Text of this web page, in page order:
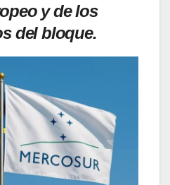
y de los
del bloque.